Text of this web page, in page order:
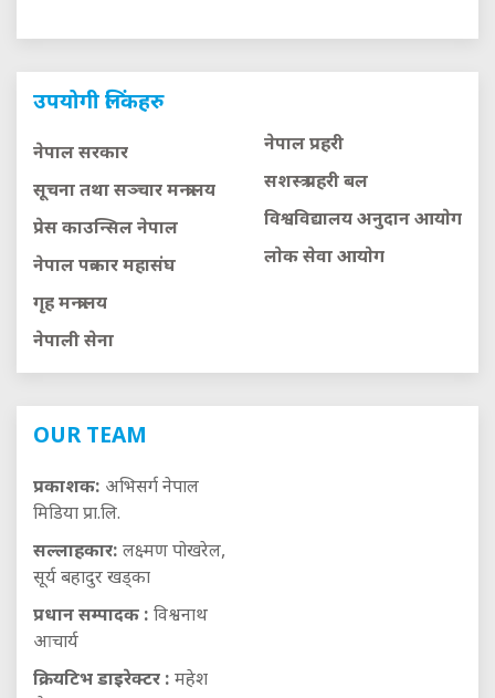
उपयोगी लिंकहरु
नेपाल सरकार
सूचना तथा सञ्चार मन्त्रालय
प्रेस काउन्सिल नेपाल
नेपाल पत्रकार महासंघ
गृह मन्त्रालय
नेपाली सेना
नेपाल प्रहरी
सशस्त्र प्रहरी बल
विश्वविद्यालय अनुदान आयाेग
लाेक सेवा आयाेग
OUR TEAM
प्रकाशक: अभिसर्ग नेपाल
मिडिया प्रा.लि.
सल्लाहकार: लक्ष्मण पोखरेल,
सूर्य बहादुर खड्का
प्रधान सम्पादक : विश्वनाथ
आचार्य
क्रियटिभ डाइरेक्टर : महेश